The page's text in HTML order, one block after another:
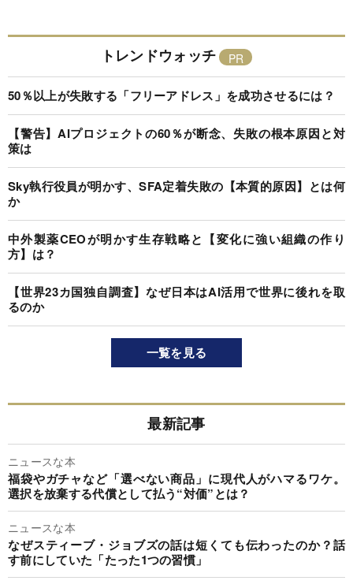
トレンドウォッチ
50％以上が失敗する「フリーアドレス」を成功させるには？
【警告】AIプロジェクトの60％が断念、失敗の根本原因と対
策は
Sky執行役員が明かす、SFA定着失敗の【本質的原因】とは何
か
中外製薬CEOが明かす生存戦略と【変化に強い組織の作り
方】は？
【世界23カ国独自調査】なぜ日本はAI活用で世界に後れを取
るのか
一覧を見る
最新記事
ニュースな本
福袋やガチャなど「選べない商品」に現代人がハマるワケ。
選択を放棄する代償として払う“対価”とは？
ニュースな本
なぜスティーブ・ジョブズの話は短くても伝わったのか？話
す前にしていた「たった1つの習慣」